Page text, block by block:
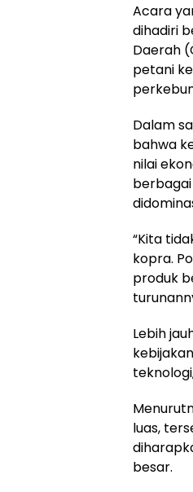
Acara
dihadiri
Daerah
petani
Dalam
bahwa
nilai
berbagai
“Kita
kopra.
produk
Lebih
luas,
besar.